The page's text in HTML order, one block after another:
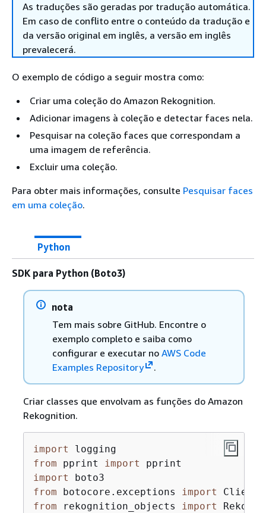
As traduções são geradas por tradução automática.
Em caso de conflito entre o conteúdo da tradução e
da versão original em inglês, a versão em inglês
prevalecerá.
O exemplo de código a seguir mostra como:
Criar uma coleção do Amazon Rekognition.
Adicionar imagens à coleção e detectar faces nela.
Pesquisar na coleção faces que correspondam a
uma imagem de referência.
Excluir uma coleção.
Para obter mais informações, consulte Pesquisar faces
em uma coleção.
Python
SDK para Python (Boto3)
nota
Tem mais sobre GitHub. Encontre o
exemplo completo e saiba como
configurar e executar no AWS Code
Examples Repository
.
Criar classes que envolvam as funções do Amazon
Rekognition.
import
from pprint import
import
from botocore.exceptions import
from rekognition_objects import